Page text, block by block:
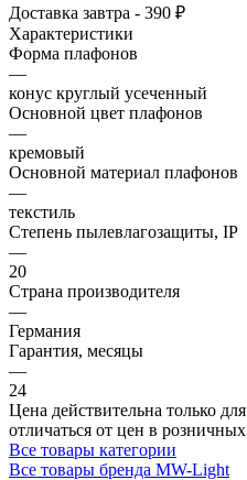
Доставка завтра - 390 ₽
Характеристики
Форма плафонов
—
конус круглый усеченный
Основной цвет плафонов
—
кремовый
Основной материал плафонов
—
текстиль
Степень пылевлагозащиты, IP
—
20
Страна производителя
—
Германия
Гарантия, месяцы
—
24
Цена действительна только
отличаться от цен в
Все товары категории
Все товары бренда MW-Light